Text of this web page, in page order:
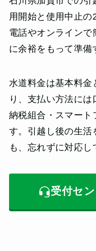
用開始と使用中止の
電話やオンラインで
に余裕をもって準備
水道料金は基本料金
り、支払い方法には
納税組合・スマート
す。引越し後の生活
も、忘れずに対応し
受付セ